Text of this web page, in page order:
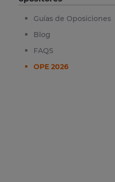
Guías de Oposiciones
Blog
FAQS
OPE 2026